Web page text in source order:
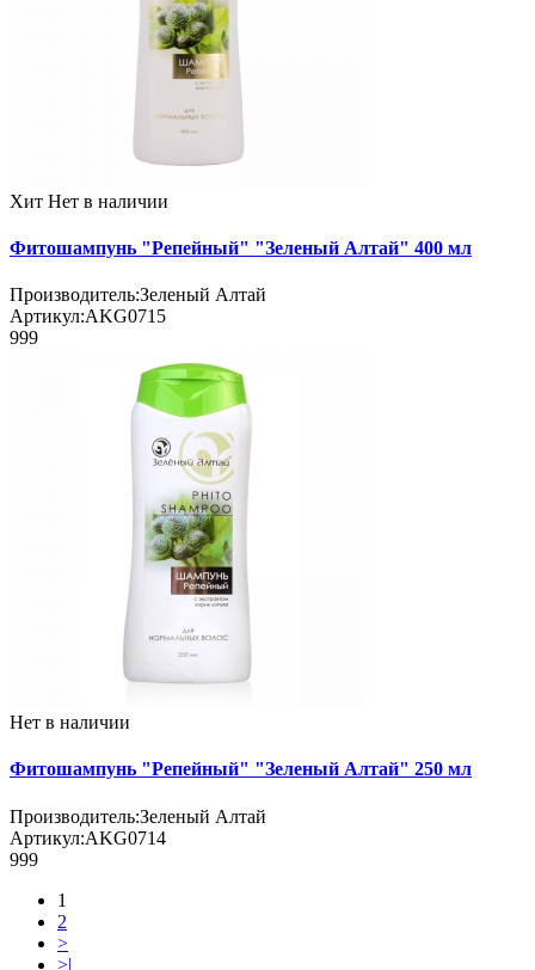
Хит Нет в наличии
Фитошампунь "Репейный" "Зеленый Алтай" 400 мл
Производитель:Зеленый Алтай
Артикул:AKG0715
999
Нет в наличии
Фитошампунь "Репейный" "Зеленый Алтай" 250 мл
Производитель:Зеленый Алтай
Артикул:AKG0714
999
1
2
>
>|